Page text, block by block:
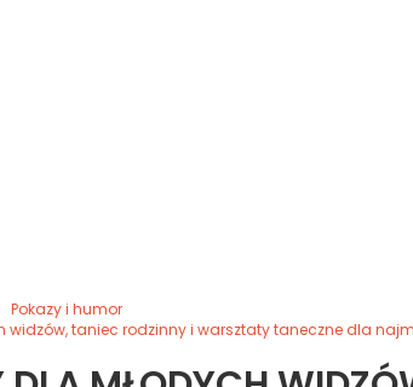
Pokazy i humor
widzów, taniec rodzinny i warsztaty taneczne dla